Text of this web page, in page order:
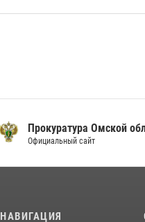
Прокуратура Омской
Официальный сайт
НАВИГАЦИЯ